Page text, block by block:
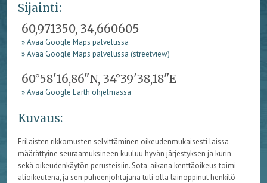
Sijainti:
60,971350, 34,660605
» Avaa Google Maps palvelussa
» Avaa Google Maps palvelussa (streetview)
60°58'16,86"N, 34°39'38,18"E
» Avaa Google Earth ohjelmassa
Kuvaus:
Erilaisten rikkomusten selvittäminen oikeudenmukaisesti laissa
määrättyine seuraamuksineen kuuluu hyvän järjestyksen ja kurin
sekä oikeudenkäytön perusteisiin. Sota-aikana kenttäoikeus toimi
alioikeutena, ja sen puheenjohtajana tuli olla lainoppinut henkilö